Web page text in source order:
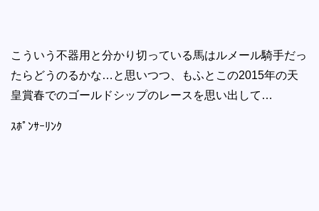
こういう不器用と分かり切っている馬はルメール騎手だっ
たらどうのるかな…と思いつつ、もふとこの2015年の天
皇賞春でのゴールドシップのレースを思い出して…
ｽﾎﾟﾝｻｰﾘﾝｸ